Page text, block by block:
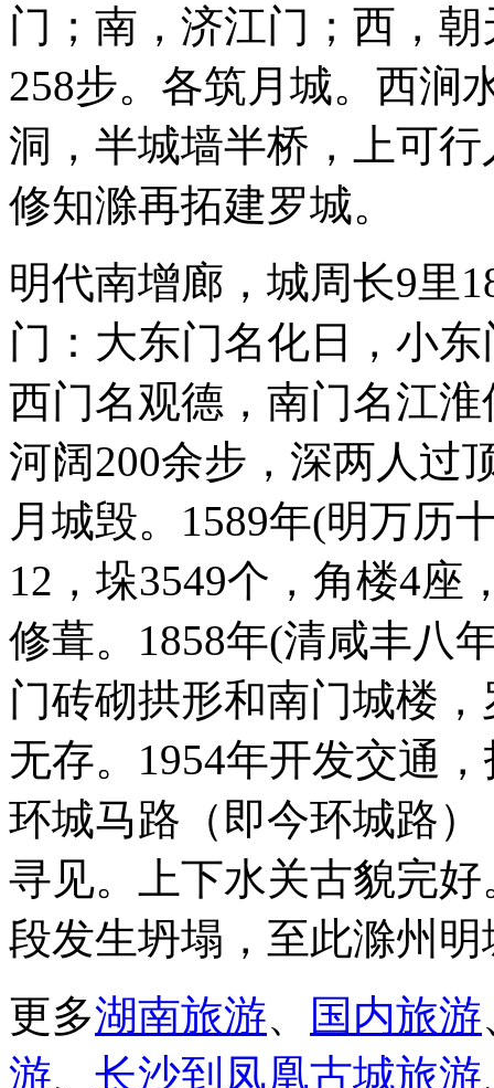
门；南，济江门；西，
258步。各筑月城。西涧
洞，半城墙半桥，上可
修知滁再拓建罗城。
明代南增廊，城周长9里
门：大东门名化日，小
西门名观德，南门名江
河阔200余步，深两人过
月城毁。1589年(明万历
12，垛3549个，角楼4座
修葺。1858年(清咸丰八
门砖砌拱形和南门城楼
无存。1954年开发交通
环城马路（即今环城路
寻见。上下水关古貌完
段发生坍塌，至此滁州
更多湖南旅游、 国内旅游
游、 长沙到凤凰古城旅游